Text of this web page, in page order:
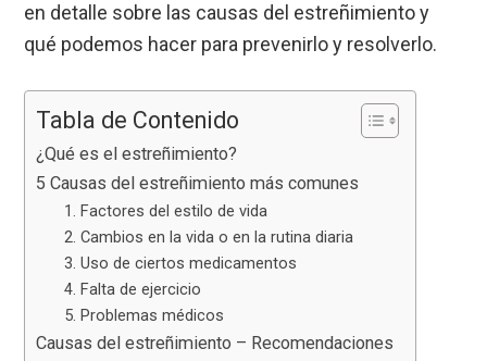
en detalle sobre las causas del estreñimiento y
qué podemos hacer para prevenirlo y resolverlo.
Tabla de Contenido
¿Qué es el estreñimiento?
5 Causas del estreñimiento más comunes
1. Factores del estilo de vida
2. Cambios en la vida o en la rutina diaria
3. Uso de ciertos medicamentos
4. Falta de ejercicio
5. Problemas médicos
Causas del estreñimiento – Recomendaciones